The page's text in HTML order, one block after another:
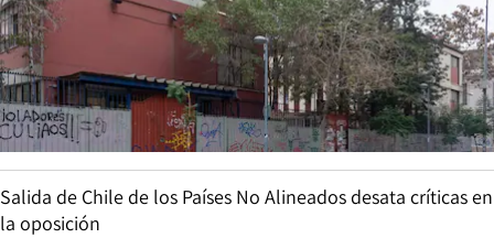
Salida de Chile de los Países No Alineados desata críticas en
la oposición